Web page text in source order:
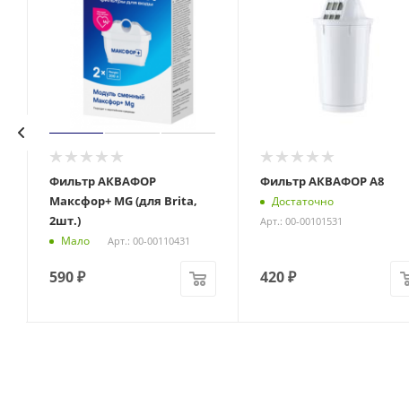
Фильтр АКВАФОР
Максфор+ MG (для Brita,
2шт.)
Мало Арт.: 00-00110431
590₽
Фильтр АКВАФОР A8
Достаточно
Арт.: 00-00101531
420₽